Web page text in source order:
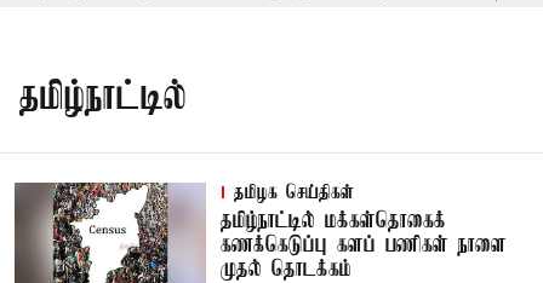
தமிழ்நாட்டில்
தமிழக செய்திகள்
தமிழ்நாட்டில் மக்கள்தொகைக்
கணக்கெடுப்பு களப் பணிகள் நாளை
முதல் தொடக்கம்